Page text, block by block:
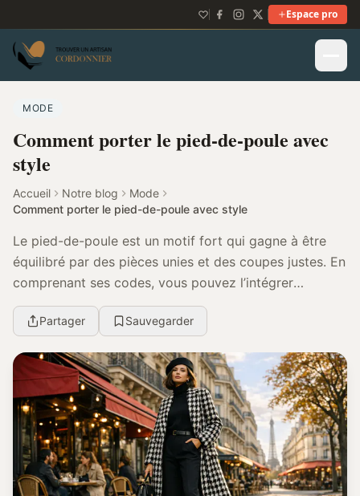
Espace pro
MODE
Comment porter le pied-de-poule avec
style
Accueil Notre blog
Mode
Comment porter le pied-de-poule avec style
Le pied-de-poule est un motif fort qui gagne à être
équilibré par des pièces unies et des coupes justes. En
comprenant ses codes, vous pouvez l’intégrer
facilement à des tenues modernes et durables...
Partager Sauvegarder